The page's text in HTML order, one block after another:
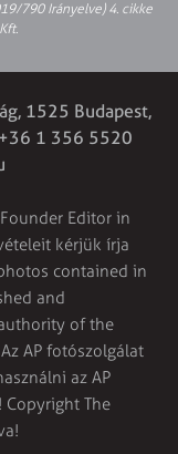
790 Irányelve) 4. cikke
1525 Budapest,
1 356 5520
Editor in
kérjük írja
contained in
and
of the
AP fotószolgálat
az AP
The